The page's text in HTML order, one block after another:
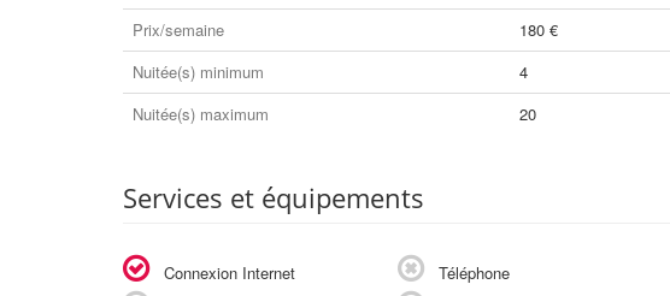
Prix/semaine
180 €
Nuitée(s) minimum
4
Nuitée(s) maximum
20
Services et équipements
Connexion Internet
Téléphone